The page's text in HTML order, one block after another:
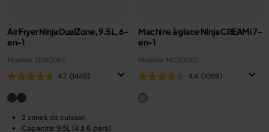
Air Fryer Ninja DualZone, 9.5L, 6-
en-1
Modèle: DZ400EU
4.7 (1445)
2 zones de cuisson
Capacité: 9.5L (4 à 6 pers)
Machine à glace Ninja CREAMi 7-
en-1
Modèle: NC302EU
4.4 (1059)